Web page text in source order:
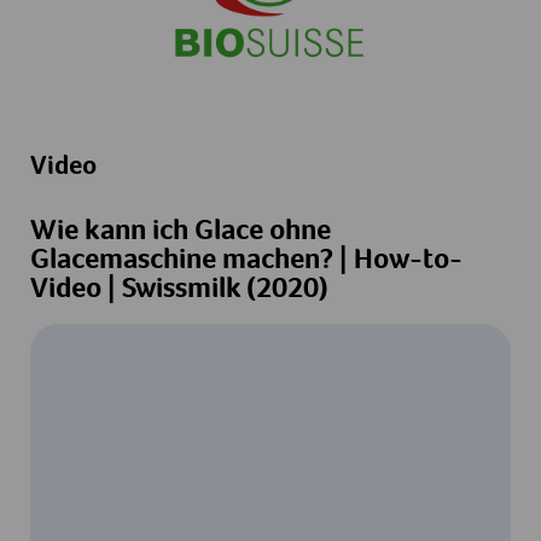
Video
Wie kann ich Glace ohne
Glacemaschine machen? | How-to-
Video | Swissmilk (2020)